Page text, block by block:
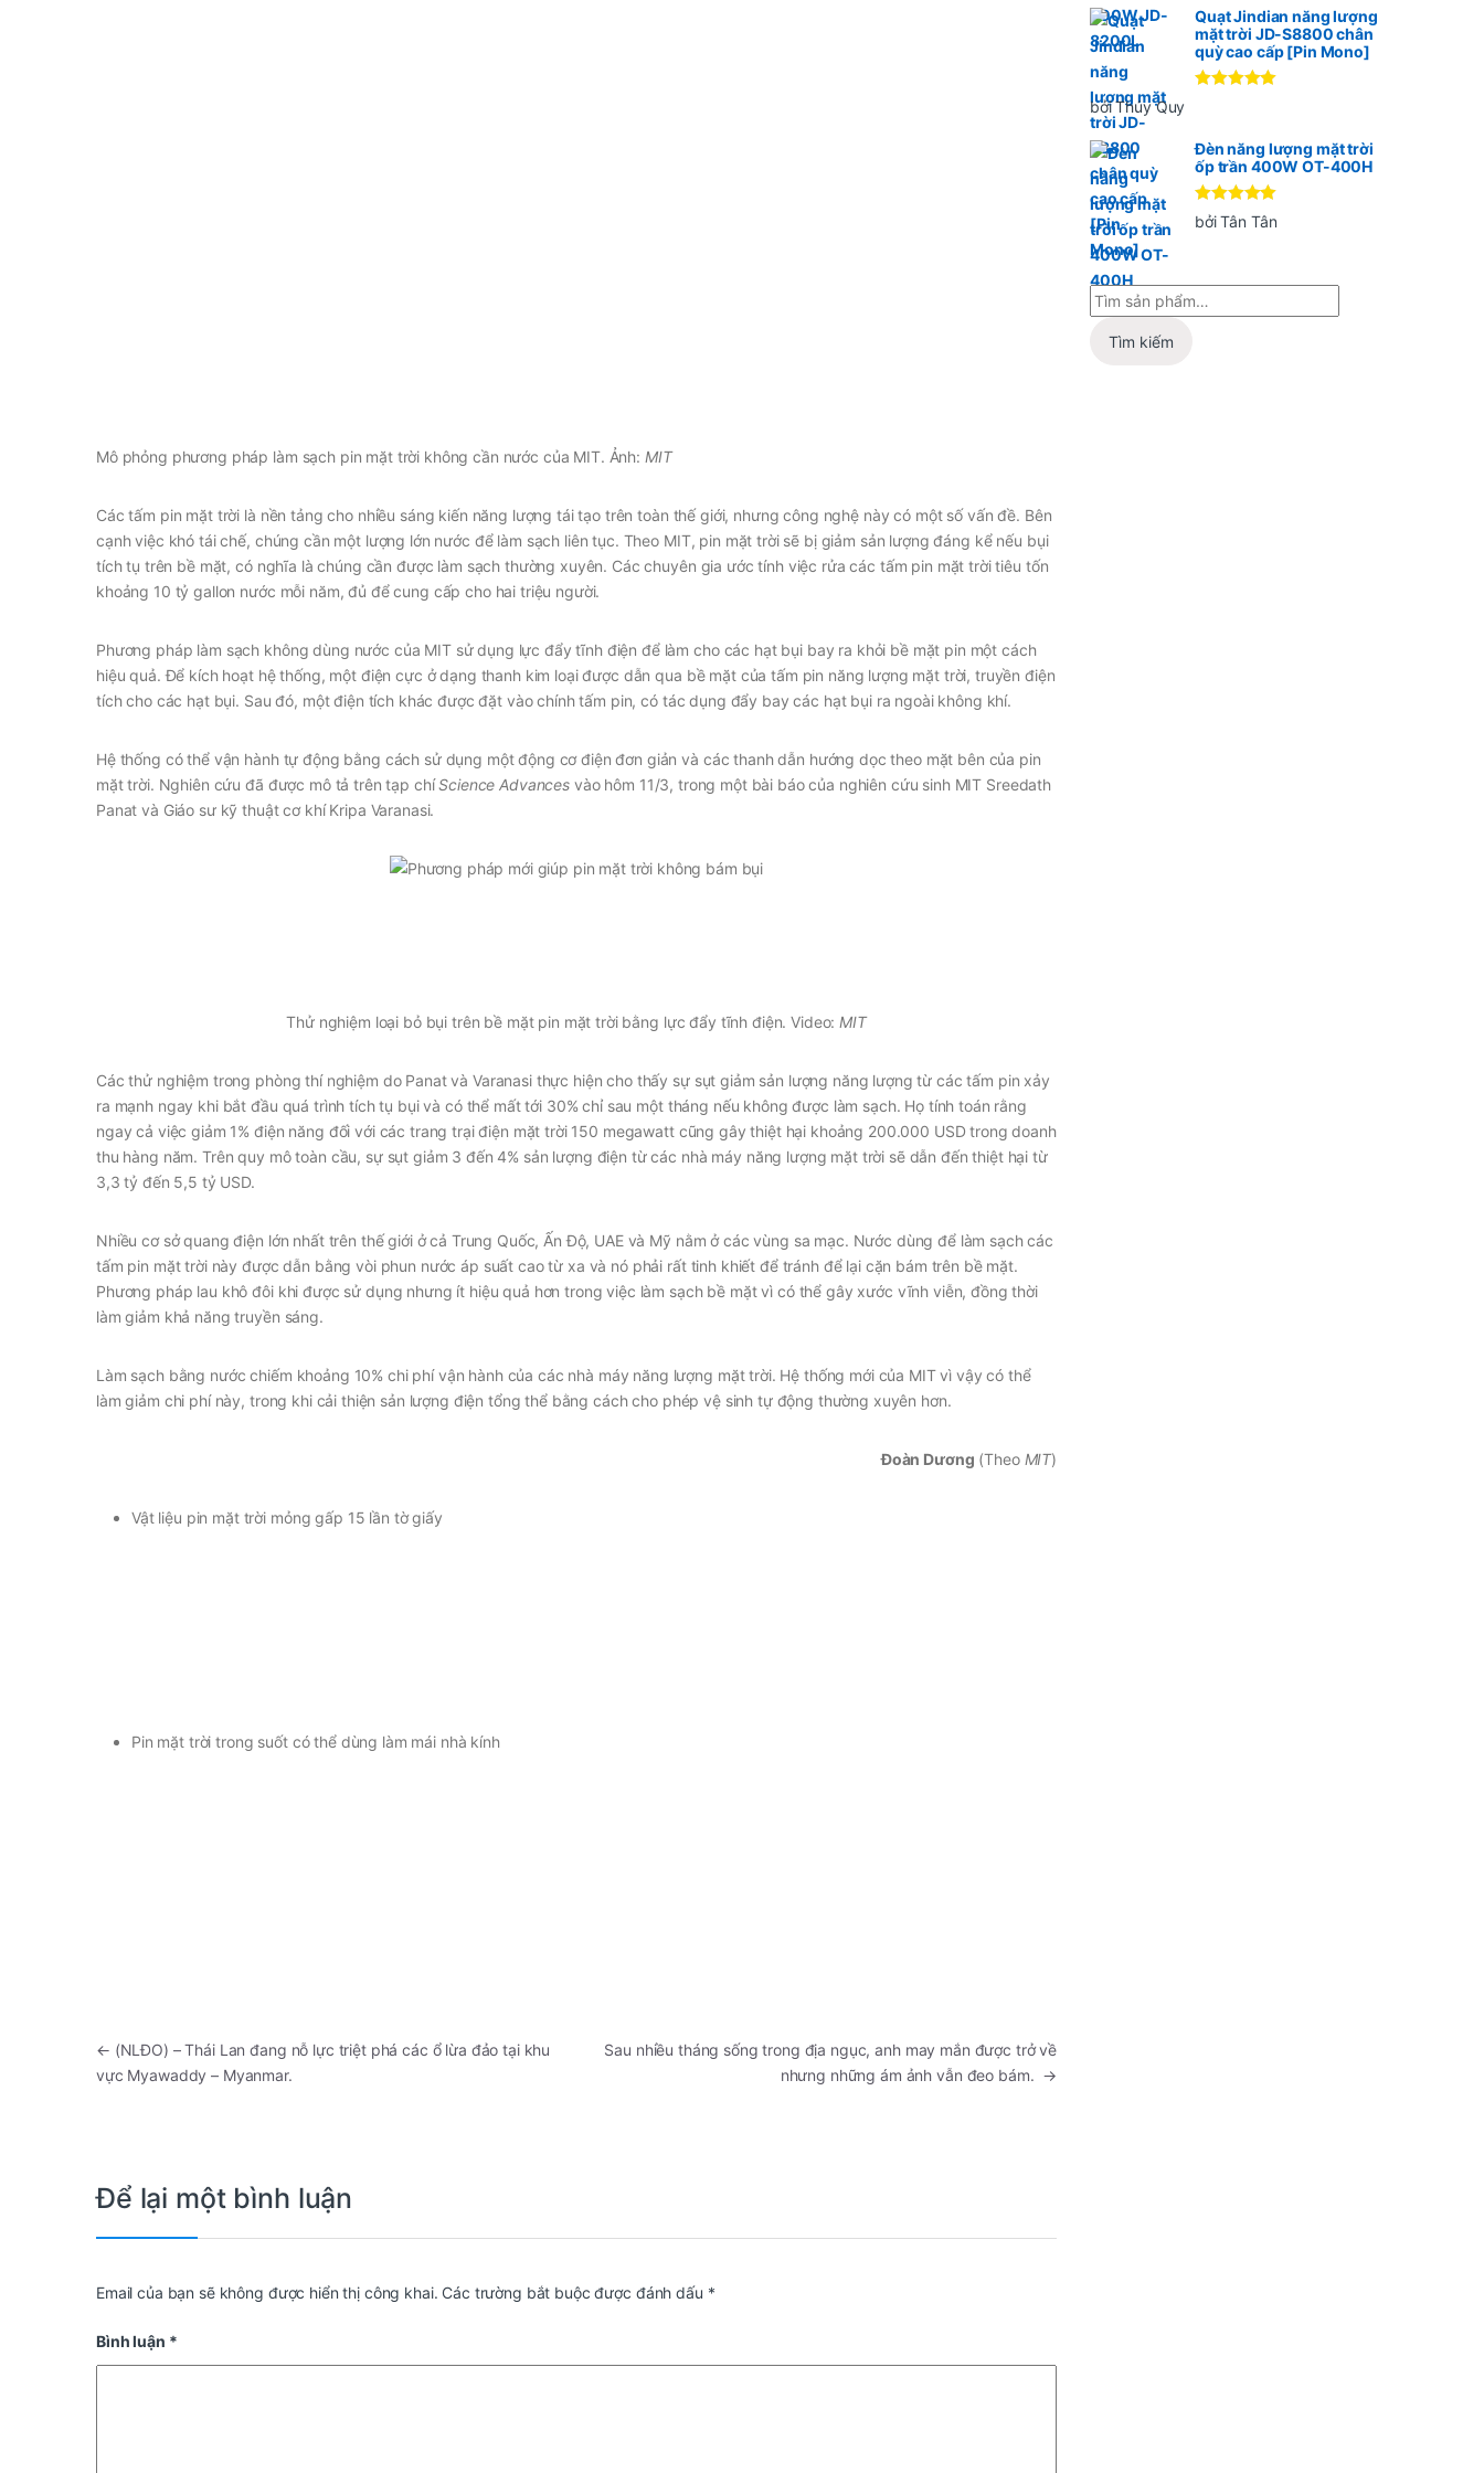
Mô phỏng phương pháp làm sạch pin mặt trời không cần nước của MIT. Ảnh: MIT
Các tấm pin mặt trời là nền tảng cho nhiều sáng kiến năng lượng tái tạo trên toàn thế giới, nhưng công nghệ này có một số vấn đề. Bên
cạnh việc khó tái chế, chúng cần một lượng lớn nước để làm sạch liên tục. Theo MIT, pin mặt trời sẽ bị giảm sản lượng đáng kể nếu bụi
tích tụ trên bề mặt, có nghĩa là chúng cần được làm sạch thường xuyên. Các chuyên gia ước tính việc rửa các tấm pin mặt trời tiêu tốn
khoảng 10 tỷ gallon nước mỗi năm, đủ để cung cấp cho hai triệu người.
Phương pháp làm sạch không dùng nước của MIT sử dụng lực đẩy tĩnh điện để làm cho các hạt bụi bay ra khỏi bề mặt pin một cách
hiệu quả. Để kích hoạt hệ thống, một điện cực ở dạng thanh kim loại được dẫn qua bề mặt của tấm pin năng lượng mặt trời, truyền điện
tích cho các hạt bụi. Sau đó, một điện tích khác được đặt vào chính tấm pin, có tác dụng đẩy bay các hạt bụi ra ngoài không khí.
Hệ thống có thể vận hành tự động bằng cách sử dụng một động cơ điện đơn giản và các thanh dẫn hướng dọc theo mặt bên của pin
mặt trời. Nghiên cứu đã được mô tả trên tạp chíScience Advances vào hôm 11/3, trong một bài báo của nghiên cứu sinh MIT Sreedath
Panat và Giáo sư kỹ thuật cơ khí Kripa Varanasi.
Thử nghiệm loại bỏ bụi trên bề mặt pin mặt trời bằng lực đẩy tĩnh điện. Video: MIT
Các thử nghiệm trong phòng thí nghiệm do Panat và Varanasi thực hiện cho thấy sự sụt giảm sản lượng năng lượng từ các tấm pin xảy
ra mạnh ngay khi bắt đầu quá trình tích tụ bụi và có thể mất tới 30% chỉ sau một tháng nếu không được làm sạch. Họ tính toán rằng
ngay cả việc giảm 1% điện năng đối với các trang trại điện mặt trời 150 megawatt cũng gây thiệt hại khoảng 200.000 USD trong doanh
thu hàng năm. Trên quy mô toàn cầu, sự sụt giảm 3 đến 4% sản lượng điện từ các nhà máy năng lượng mặt trời sẽ dẫn đến thiệt hại từ
3,3 tỷ đến 5,5 tỷ USD.
Nhiều cơ sở quang điện lớn nhất trên thế giới ở cả Trung Quốc, Ấn Độ, UAE và Mỹ nằm ở các vùng sa mạc. Nước dùng để làm sạch các
tấm pin mặt trời này được dẫn bằng vòi phun nước áp suất cao từ xa và nó phải rất tinh khiết để tránh để lại cặn bám trên bề mặt.
Phương pháp lau khô đôi khi được sử dụng nhưng ít hiệu quả hơn trong việc làm sạch bề mặt vì có thể gây xước vĩnh viễn, đồng thời
làm giảm khả năng truyền sáng.
Làm sạch bằng nước chiếm khoảng 10% chi phí vận hành của các nhà máy năng lượng mặt trời. Hệ thống mới của MIT vì vậy có thể
làm giảm chi phí này, trong khi cải thiện sản lượng điện tổng thể bằng cách cho phép vệ sinh tự động thường xuyên hơn.
Đoàn Dương (Theo MIT)
Vật liệu pin mặt trời mỏng gấp 15 lần tờ giấy
Pin mặt trời trong suốt có thể dùng làm mái nhà kính
← (NLĐO) – Thái Lan đang nỗ lực triệt phá các ổ lừa đảo tại khu
vực Myawaddy – Myanmar.
Sau nhiều tháng sống trong địa ngục, anh may mắn được trở về
nhưng những ám ảnh vẫn đeo bám. →
Để lại một bình luận
Email của bạn sẽ không được hiển thị công khai. Các trường bắt buộc được đánh dấu *
Bình luận *
Quạt Jindian năng lượng
mặt trời JD-S8800 chân
quỳ cao cấp [Pin Mono]
bởi Thúy Quy
Đèn năng lượng mặt trời
ốp trần 400W OT-400H
Được xếp
hạng 55
bởi Tân Tân
Tìm kiếm